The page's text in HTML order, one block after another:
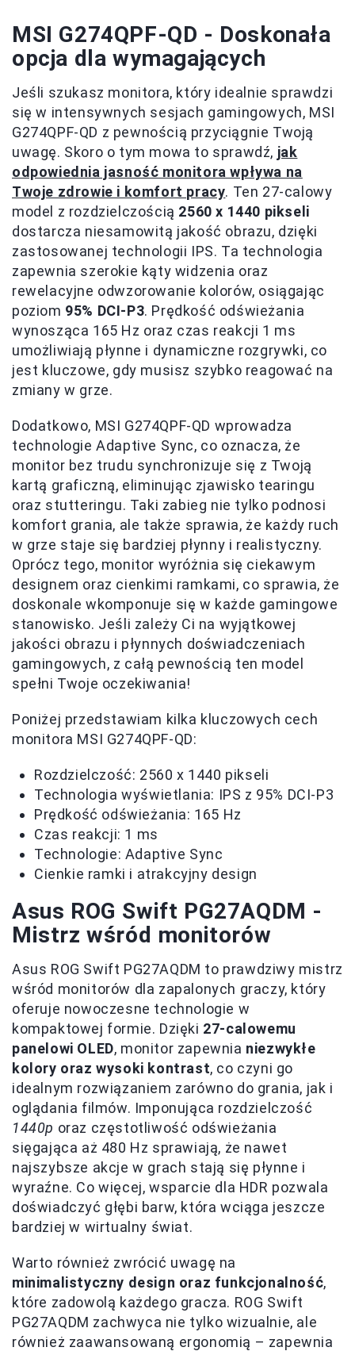
MSI G274QPF-QD - Doskonała
opcja dla wymagających
Jeśli szukasz monitora, który idealnie sprawdzi
się w intensywnych sesjach gamingowych, MSI
G274QPF-QD z pewnością przyciągnie Twoją
uwagę. Skoro o tym mowa to sprawdź, jak
odpowiednia jasność monitora wpływa na
Twoje zdrowie i komfort pracy. Ten 27-calowy
model z rozdzielczością 2560 x 1440 pikseli
dostarcza niesamowitą jakość obrazu, dzięki
zastosowanej technologii IPS. Ta technologia
zapewnia szerokie kąty widzenia oraz
rewelacyjne odwzorowanie kolorów, osiągając
poziom 95% DCI-P3. Prędkość odświeżania
wynosząca 165 Hz oraz czas reakcji 1 ms
umożliwiają płynne i dynamiczne rozgrywki, co
jest kluczowe, gdy musisz szybko reagować na
zmiany w grze.
Dodatkowo, MSI G274QPF-QD wprowadza
technologie Adaptive Sync, co oznacza, że
monitor bez trudu synchronizuje się z Twoją
kartą graficzną, eliminując zjawisko tearingu
oraz stutteringu. Taki zabieg nie tylko podnosi
komfort grania, ale także sprawia, że każdy ruch
w grze staje się bardziej płynny i realistyczny.
Oprócz tego, monitor wyróżnia się ciekawym
designem oraz cienkimi ramkami, co sprawia, że
doskonale wkomponuje się w każde gamingowe
stanowisko. Jeśli zależy Ci na wyjątkowej
jakości obrazu i płynnych doświadczeniach
gamingowych, z całą pewnością ten model
spełni Twoje oczekiwania!
Poniżej przedstawiam kilka kluczowych cech
monitora MSI G274QPF-QD:
Rozdzielczość: 2560 x 1440 pikseli
Technologia wyświetlania: IPS z 95% DCI-P3
Prędkość odświeżania: 165 Hz
Czas reakcji: 1 ms
Technologie: Adaptive Sync
Cienkie ramki i atrakcyjny design
Asus ROG Swift PG27AQDM -
Mistrz wśród monitorów
Asus ROG Swift PG27AQDM to prawdziwy mistrz
wśród monitorów dla zapalonych graczy, który
oferuje nowoczesne technologie w
kompaktowej formie. Dzięki 27-calowemu
panelowi OLED, monitor zapewnia niezwykłe
kolory oraz wysoki kontrast, co czyni go
idealnym rozwiązaniem zarówno do grania, jak i
oglądania filmów. Imponująca rozdzielczość
1440p oraz częstotliwość odświeżania
sięgająca aż 480 Hz sprawiają, że nawet
najszybsze akcje w grach stają się płynne i
wyraźne. Co więcej, wsparcie dla HDR pozwala
doświadczyć głębi barw, która wciąga jeszcze
bardziej w wirtualny świat.
Warto również zwrócić uwagę na
minimalistyczny design oraz funkcjonalność,
które zadowolą każdego gracza. ROG Swift
PG27AQDM zachwyca nie tylko wizualnie, ale
również zaawansowaną ergonomią – zapewnia